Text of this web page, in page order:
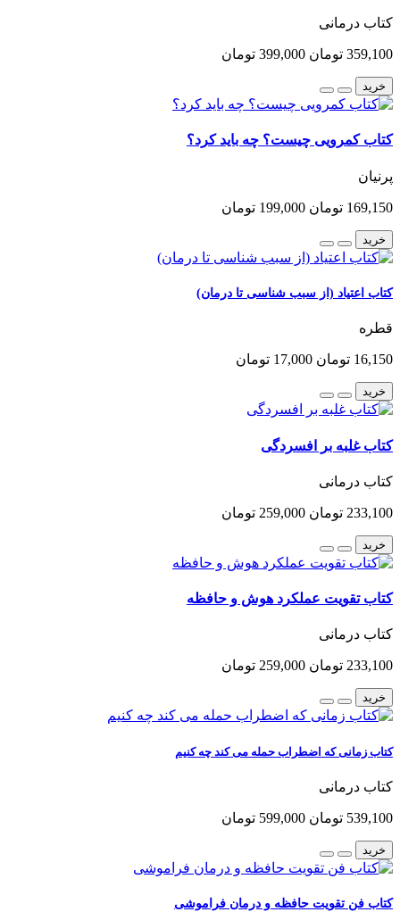
کتاب درمانی
359,100 تومان 399,000 تومان
خرید
کتاب کمرویی چیست؟ چه باید کرد؟
پرنیان
169,150 تومان 199,000 تومان
خرید
کتاب اعتیاد (از سبب شناسی تا درمان)
قطره
16,150 تومان 17,000 تومان
خرید
کتاب غلبه بر افسردگی
کتاب درمانی
233,100 تومان 259,000 تومان
خرید
کتاب تقویت عملکرد هوش و حافظه
کتاب درمانی
233,100 تومان 259,000 تومان
خرید
کتاب زمانی که اضطراب حمله می کند چه کنیم
کتاب درمانی
539,100 تومان 599,000 تومان
خرید
کتاب فن تقویت حافظه و درمان فراموشی